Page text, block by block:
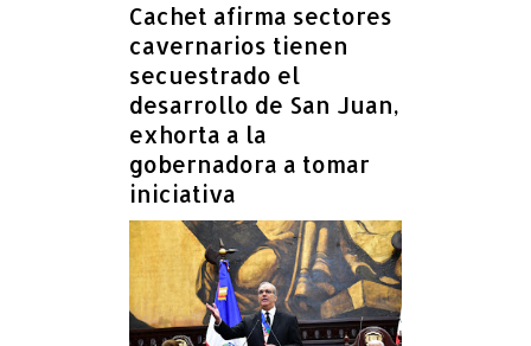
Cachet afirma sectores
cavernarios tienen
secuestrado el
desarrollo de San Juan,
exhorta a la
gobernadora a tomar
iniciativa